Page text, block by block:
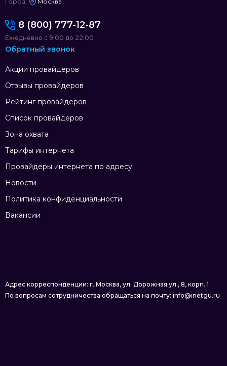
Акции провайдеров
Отзывы провайдеров
Рейтинг провайдеров
Список провайдеров
Зона охвата
Тарифы интернета
Провайдеры интернета по адресу
Новости
Политика конфиденциальности
Вакансии
8 (800) 777-12-87
Ежедневно с 9:00 до 22:00
Обратный звонок
Адрес корреспонденции: г. Москва, ул. Дорожная ул., 8, корп. 1
По вопросам сотрудничества обращаться на почту: info@inetgu.ru